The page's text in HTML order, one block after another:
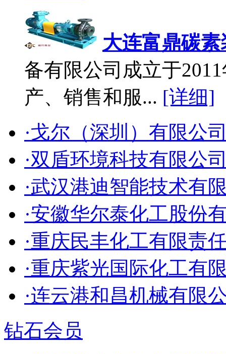
大连富鼎碳
备有限公司成立于
产、销售和服... [详细]
·戈尔（深圳）有限公
·双盾环境科技有限公
·武汉港迪智能技术有
·安徽华尔泰化工股份
·重庆民丰化工有限责
·重庆紫光国际化工有
·连云港和昌机械有限
钻石会员